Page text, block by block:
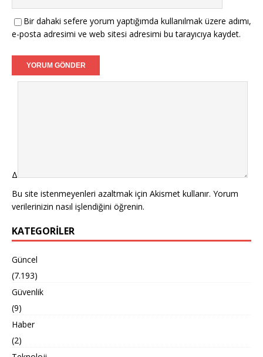
Bir dahaki sefere yorum yaptığımda kullanılmak üzere adımı,
e-posta adresimi ve web sitesi adresimi bu tarayıcıya kaydet.
Δ
Bu site istenmeyenleri azaltmak için Akismet kullanır. Yorum
verilerinizin nasıl işlendiğini öğrenin.
KATEGORILER
Güncel
(7.193)
Güvenlik
(9)
Haber
(2)